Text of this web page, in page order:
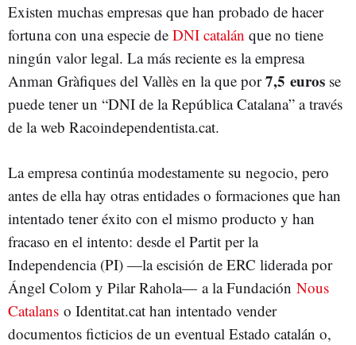
Existen muchas empresas que han probado de hacer
fortuna con una especie de DNI catalán que no tiene
ningún valor legal. La más reciente es la empresa
Anman Gràfiques del Vallès en la que por7,5 euros se
puede tener un “DNI de la República Catalana” a través
de la web Racoindependentista.cat.
La empresa continúa modestamente su negocio, pero
antes de ella hay otras entidades o formaciones que han
intentado tener éxito con el mismo producto y han
fracaso en el intento: desde el Partit per la
Independencia (PI) —la escisión de ERC liderada por
Ángel Colom y Pilar Rahola— a la Fundación Nous
Catalans o Identitat.cat han intentado vender
documentos ficticios de un eventual Estado catalán o,